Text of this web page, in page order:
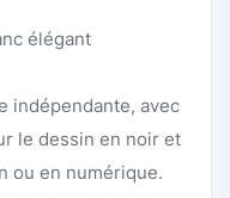
élégant
indépendante, avec
le dessin en noir et
ou en numérique.